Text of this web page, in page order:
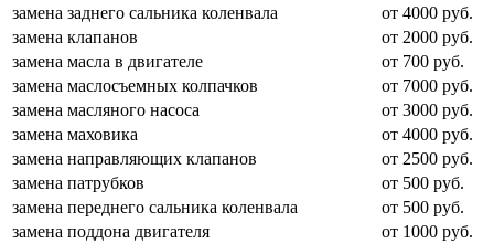
замена заднего сальника коленвала
от 4000 руб.
замена клапанов
от 2000 руб.
замена масла в двигателе
от 700 руб.
замена маслосъемных колпачков
от 7000 руб.
замена масляного насоса
от 3000 руб.
замена маховика
от 4000 руб.
замена направляющих клапанов
от 2500 руб.
замена патрубков
от 500 руб.
замена переднего сальника коленвала
от 500 руб.
замена поддона двигателя
от 1000 руб.